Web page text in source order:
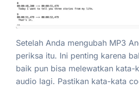
Setelah Anda mengubah MP3
periksa itu. Ini penting karena
baik pun bisa melewatkan kata-
audio lagi. Pastikan kata-kata